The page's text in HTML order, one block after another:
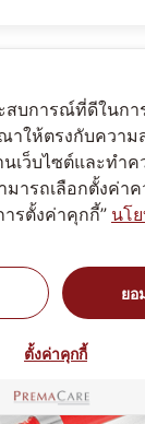
สบการณ์ที่ดีในกา
ให้ตรงกับความ
นเว็บไซต์และทำค
ารถเลือกตั้งค่า
รตั้งค่าคุกกี้” นโ
ยอ
ตั้งค่าคุกกี้